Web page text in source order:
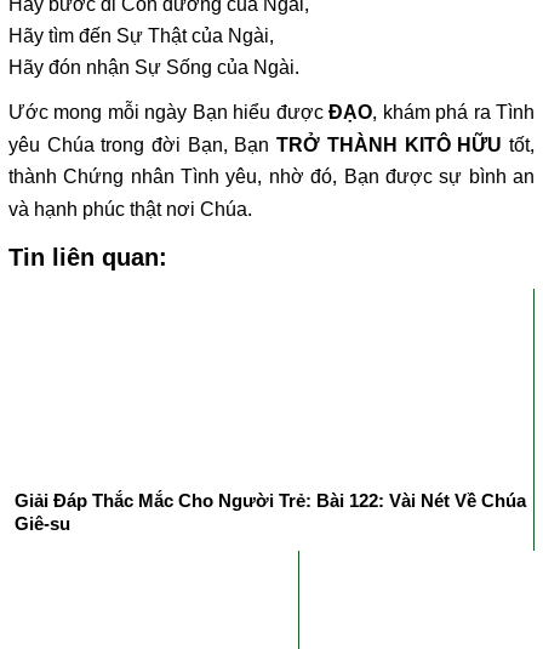
Hãy tìm đến Sự Thật của Ngài,
Hãy đón nhận Sự Sống của Ngài.
Ước mong mỗi ngày Bạn hiểu đượcĐẠO, khám phá ra Tình
yêu Chúa trong đời Bạn, BạnTRỞ THÀNH KITÔ HỮU tốt,
thành Chứng nhân Tình yêu, nhờ đó, Bạn được sự bình an
và hạnh phúc thật nơi Chúa.
Tin liên quan:
Giải Đáp Thắc Mắc Cho Người Trẻ: Bài 122: Vài Nét Về Chúa
Giê-su